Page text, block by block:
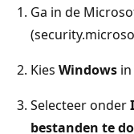
Ga in de
Kies Windows
Selecteer onder
bestanden te